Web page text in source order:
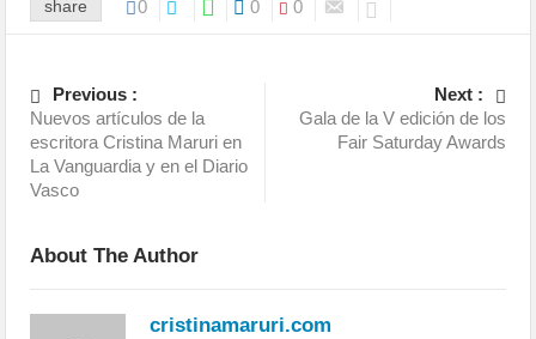
share 0 0 0
Previous :
Nuevos artículos de la
escritora Cristina Maruri en
La Vanguardia y en el Diario
Vasco
Next :
Gala de la V edición de los
Fair Saturday Awards
About The Author
cristinamaruri.com